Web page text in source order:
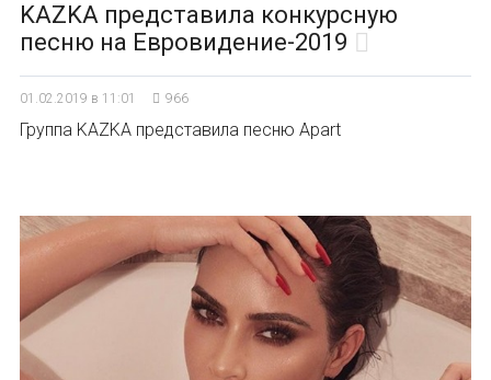
KAZKA представила конкурсную
песню на Евровидение-2019
01.02.2019 в 11:01 966
Группа KAZKA представила песню Apart